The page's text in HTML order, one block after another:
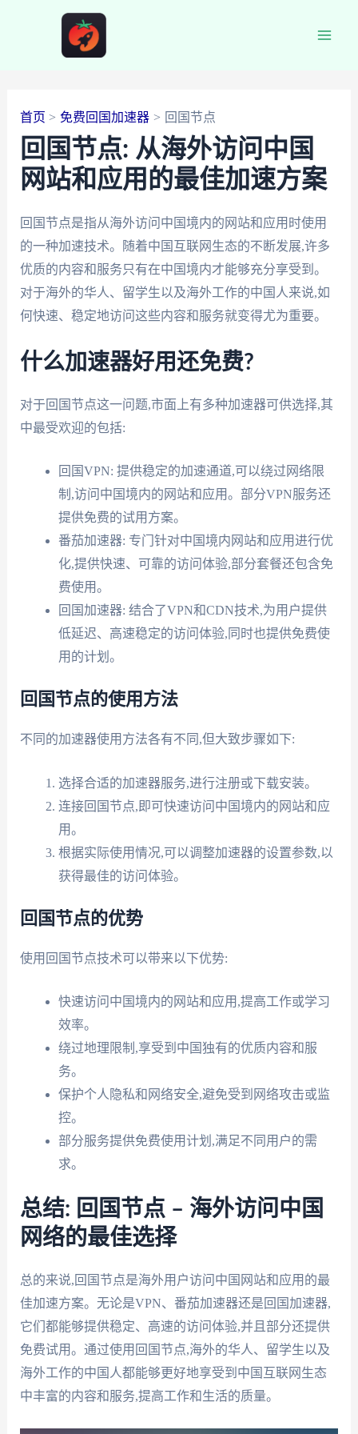
首页 免费回国加速器 回国节点
回国节点: 从海外访问中国
网站和应用的最佳加速方案
回国节点是指从海外访问中国境内的网站和应用时使用
的一种加速技术。随着中国互联网生态的不断发展,许多
优质的内容和服务只有在中国境内才能够充分享受到。
对于海外的华人、留学生以及海外工作的中国人来说,如
何快速、稳定地访问这些内容和服务就变得尤为重要。
什么加速器好用还免费?
对于回国节点这一问题,市面上有多种加速器可供选择,其
中最受欢迎的包括:
回国VPN: 提供稳定的加速通道,可以绕过网络限
制,访问中国境内的网站和应用。部分VPN服务还
提供免费的试用方案。
番茄加速器: 专门针对中国境内网站和应用进行优
化,提供快速、可靠的访问体验,部分套餐还包含免
费使用。
回国加速器: 结合了VPN和CDN技术,为用户提供
低延迟、高速稳定的访问体验,同时也提供免费使
用的计划。
回国节点的使用方法
不同的加速器使用方法各有不同,但大致步骤如下:
选择合适的加速器服务,进行注册或下载安装。
连接回国节点,即可快速访问中国境内的网站和应
用。
根据实际使用情况,可以调整加速器的设置参数,以
获得最佳的访问体验。
回国节点的优势
使用回国节点技术可以带来以下优势:
快速访问中国境内的网站和应用,提高工作或学习
效率。
绕过地理限制,享受到中国独有的优质内容和服
务。
保护个人隐私和网络安全,避免受到网络攻击或监
控。
部分服务提供免费使用计划,满足不同用户的需
求。
总结: 回国节点 – 海外访问中国
网络的最佳选择
总的来说,回国节点是海外用户访问中国网站和应用的最
佳加速方案。无论是VPN、番茄加速器还是回国加速器,
它们都能够提供稳定、高速的访问体验,并且部分还提供
免费试用。通过使用回国节点,海外的华人、留学生以及
海外工作的中国人都能够更好地享受到中国互联网生态
中丰富的内容和服务,提高工作和生活的质量。